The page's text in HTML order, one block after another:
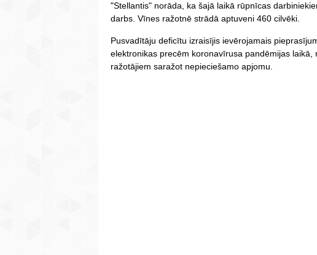
"Stellantis" norāda, ka šajā laikā rūpnīcas
darbs. Vīnes ražotnē strādā aptuveni 460 cilvēki.
Pusvadītāju deficītu izraisījis ievērojamais
elektronikas precēm koronavīrusa pandēmijas laikā,
ražotājiem saražot nepieciešamo apjomu.